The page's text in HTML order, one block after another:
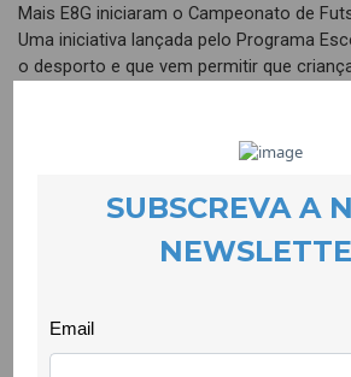
Mais E8G iniciaram o Campeonato de
Uma iniciativa lançada pelo Programa
o desporto e que vem permitir que
equipa foi recebida pela do projecto
nos com uma equipa mista, composta
rapazes com idades entre os 9 e os 12
treinador foi o Dinamizador Comunitário –
árbitro foi o jovem António Pereira, que